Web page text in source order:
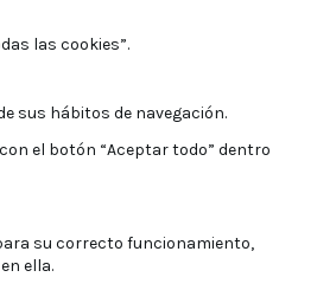
las cookies”.
sus hábitos de navegación.
el botón “Aceptar todo” dentro
su correcto funcionamiento,
ella.